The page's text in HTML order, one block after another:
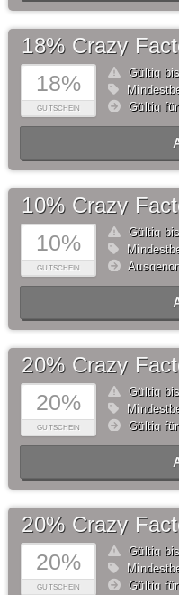
18%
GUTSCHEIN
18% Crazy
Gültig
Gültig
10%
GUTSCHEIN
10% Crazy
Gültig
20%
GUTSCHEIN
20% Crazy
Gültig
Gültig
20%
GUTSCHEIN
20% Crazy
Gültig
Gültig